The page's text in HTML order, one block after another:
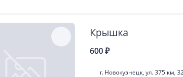
Крышка
600 ₽
г. Новокузнецк, ул. 375 км,